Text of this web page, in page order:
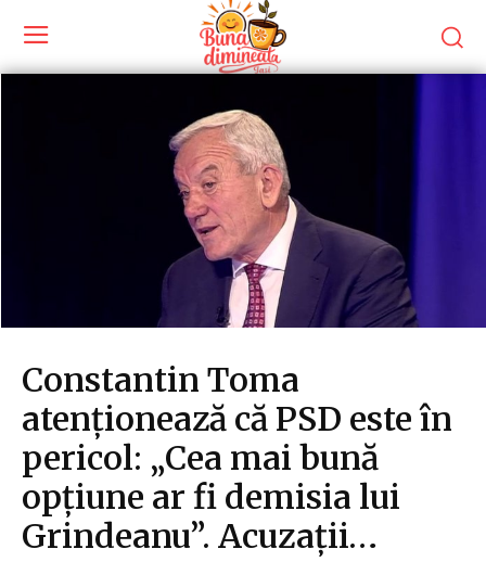
Constantin Toma
atenționează că PSD este în
pericol: „Cea mai bună
opțiune ar fi demisia lui
Grindeanu”. Acuzații…